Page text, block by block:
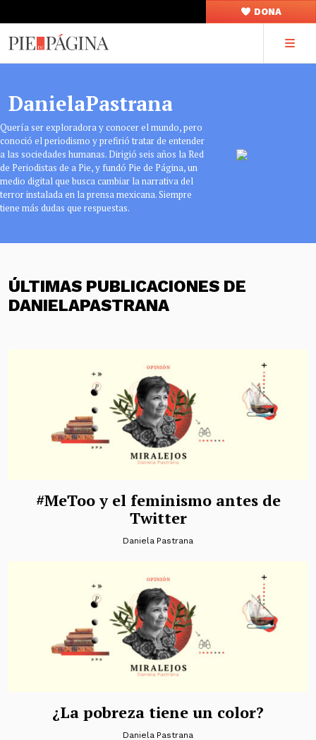
DONA
DanielaPastrana
Quería ser exploradora y conocer el mundo, pero
conoció el periodismo y prefirió tratar de entender
a las sociedades humanas. Dirigió seis años la Red
de Periodistas de a Pie, y fundó Pie de Página, un
medio digital que busca cambiar la narrativa del
terror instalada en la prensa mexicana. Siempre
tiene más dudas que respuestas.
ÚLTIMAS PUBLICACIONES DE
DANIELAPASTRANA
#MeToo y el feminismo antes de
Twitter
Daniela Pastrana
¿La pobreza tiene un color?
Daniela Pastrana